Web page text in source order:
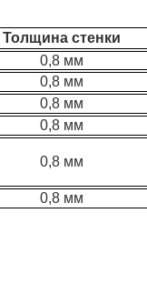
Толщина стенки
0,8 мм
0,8 мм
0,8 мм
0,8 мм
0,8 мм
0,8 мм